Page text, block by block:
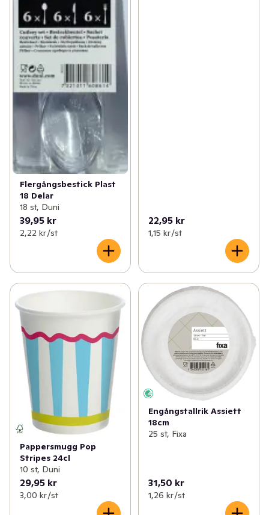
Flergångsbestick Plast
18 Delar
18 st, Duni
39,95 kr
2,22 kr /st
22,95 kr
1,15 kr /st
Pappersmugg Pop
Stripes 24cl
10 st, Duni
29,95 kr
3,00 kr /st
Engångstallrik Assiett
18cm
25 st, Fixa
31,50 kr
1,26 kr /st